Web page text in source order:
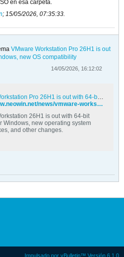
en esa carpeta.​
; 15/05/2026, 07:35:33.
VMware Workstation Pro 26H1 is out
new OS compatibility
14/05/2026, 16:12:02
VMware Workstation Pro 26H1 is out with 64-bit support for Windows, new OS compatibility
https://www.neowin.net/news/vmware-workstation-pro-26h1-is-out-with-64-bit-support-for-windows-new-os-compatibility/
26H1 is out with 64-bit
Windows, new operating system
and other changes.
Impulsado por vBulletin™ Versión 6.1.0